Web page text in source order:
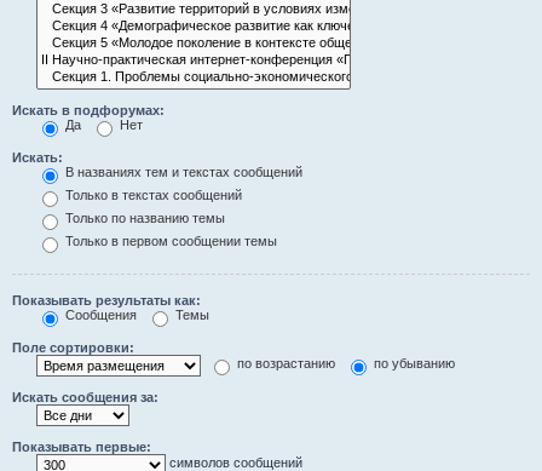
Искать в подфорумах:
Да
Нет
Искать:
В названиях тем и текстах сообщений
Только в текстах сообщений
Только по названию темы
Только в первом сообщении темы
Показывать результаты как:
Сообщения
Темы
Поле сортировки:
по возрастанию
по убыванию
Искать сообщения за:
Показывать первые:
символов сообщений